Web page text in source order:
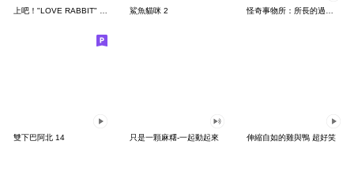
鯊魚貓咪 2
雙下巴阿北 14 只是一顆麻糬-一起動起來 伸縮自如的雞與鴨 超好笑